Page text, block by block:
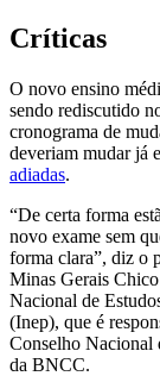
Críticas
O novo ensino
sendo rediscutido
cronograma de
deveriam mudar já
adiadas.
“De certa forma
novo exame sem
forma clara”, diz o
Minas Gerais
Nacional de
(Inep), que é
Conselho Nacional
da BNCC.